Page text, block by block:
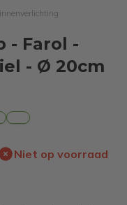
- Farol -
- Ø 20cm
Niet op voorraad